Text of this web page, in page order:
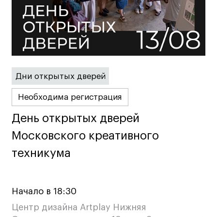
Britanka New Creatives
Fashion Summer
Проект с Microsoft
Подобрать программу
Войти в кампус
Дни открытых
Дни открытых
8 495 640 30 92
8 495 640 30 92
Дни открытых дверей
Необходима регистрация
День открытых дверей
Московского креативного
техникума
День открытых дверей
Московского креативного
техникума
Начало в 18:30
Центр дизайна Artplay Нижняя